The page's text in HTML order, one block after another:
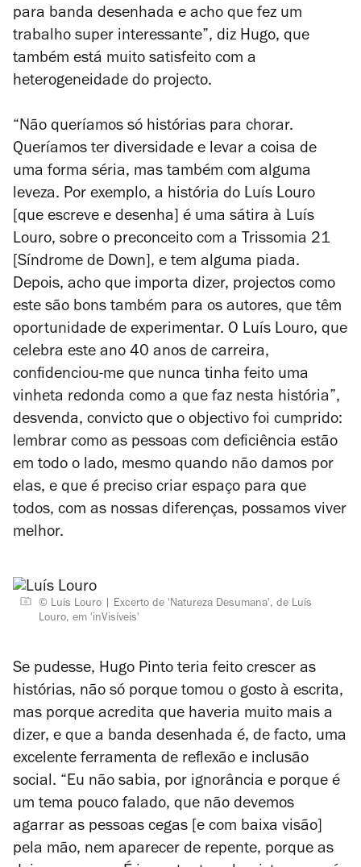
para banda desenhada e acho que fez um
trabalho super interessante”, diz Hugo, que
também está muito satisfeito com a
heterogeneidade do projecto.
“Não queríamos só histórias para chorar.
Queríamos ter diversidade e levar a coisa de
uma forma séria, mas também com alguma
leveza. Por exemplo, a história do Luís Louro
[que escreve e desenha] é uma sátira à Luís
Louro, sobre o preconceito com a Trissomia 21
[Síndrome de Down], e tem alguma piada.
Depois, acho que importa dizer, projectos como
este são bons também para os autores, que têm
oportunidade de experimentar. O Luís Louro, que
celebra este ano 40 anos de carreira,
confidenciou-me que nunca tinha feito uma
vinheta redonda como a que faz nesta história”,
desvenda, convicto que o objectivo foi cumprido:
lembrar como as pessoas com deficiência estão
em todo o lado, mesmo quando não damos por
elas, e que é preciso criar espaço para que
todos, com as nossas diferenças, possamos viver
melhor.
© Luís Louro
Excerto de 'Natureza Desumana', de Luís
Louro, em 'inVisíveis'
Se pudesse, Hugo Pinto teria feito crescer as
histórias, não só porque tomou o gosto à escrita,
mas porque acredita que haveria muito mais a
dizer, e que a banda desenhada é, de facto, uma
excelente ferramenta de reflexão e inclusão
social. “Eu não sabia, por ignorância e porque é
um tema pouco falado, que não devemos
agarrar as pessoas cegas [e com baixa visão]
pela mão, nem aparecer de repente, porque as